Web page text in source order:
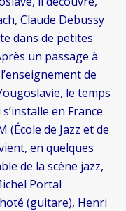
Claude Debussy
dans de petites
un passage à
de
le temps
en France
(École de Jazz et de
en quelques
de la scène jazz,
Portal
(guitare), Henri